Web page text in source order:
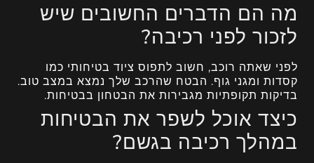
מה הם הדברים החשובים שיש
לזכור לפני רכיבה?
לפני שאתה רוכב, חשוב לתפוס ציוד בטיחותי כמו
קסדות ומגני גוף. הבטח שהרכב שלך נמצא במצב טוב.
בדיקות תקופתיות מגבירות את הבטחון בבטיחות.
כיצד אוכל לשפר את הבטיחות
במהלך רכיבה בגשם?